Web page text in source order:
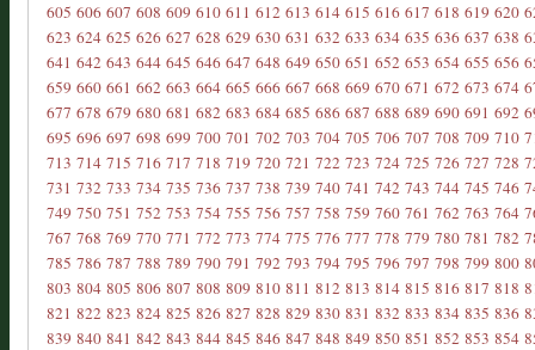
605 606 607 608 609 610 611 612 613 614 615 616 617 618 619 620
623 624 625 626 627 628 629 630 631 632 633 634 635 636 637 638
641 642 643 644 645 646 647 648 649 650 651 652 653 654 655 656
659 660 661 662 663 664 665 666 667 668 669 670 671 672 673 674
677 678 679 680 681 682 683 684 685 686 687 688 689 690 691 692
695 696 697 698 699 700 701 702 703 704 705 706 707 708 709 710
713 714 715 716 717 718 719 720 721 722 723 724 725 726 727 728
731 732 733 734 735 736 737 738 739 740 741 742 743 744 745 746
749 750 751 752 753 754 755 756 757 758 759 760 761 762 763 764
767 768 769 770 771 772 773 774 775 776 777 778 779 780 781 782
785 786 787 788 789 790 791 792 793 794 795 796 797 798 799 800
803 804 805 806 807 808 809 810 811 812 813 814 815 816 817 818
821 822 823 824 825 826 827 828 829 830 831 832 833 834 835 836
839 840 841 842 843 844 845 846 847 848 849 850 851 852 853 854